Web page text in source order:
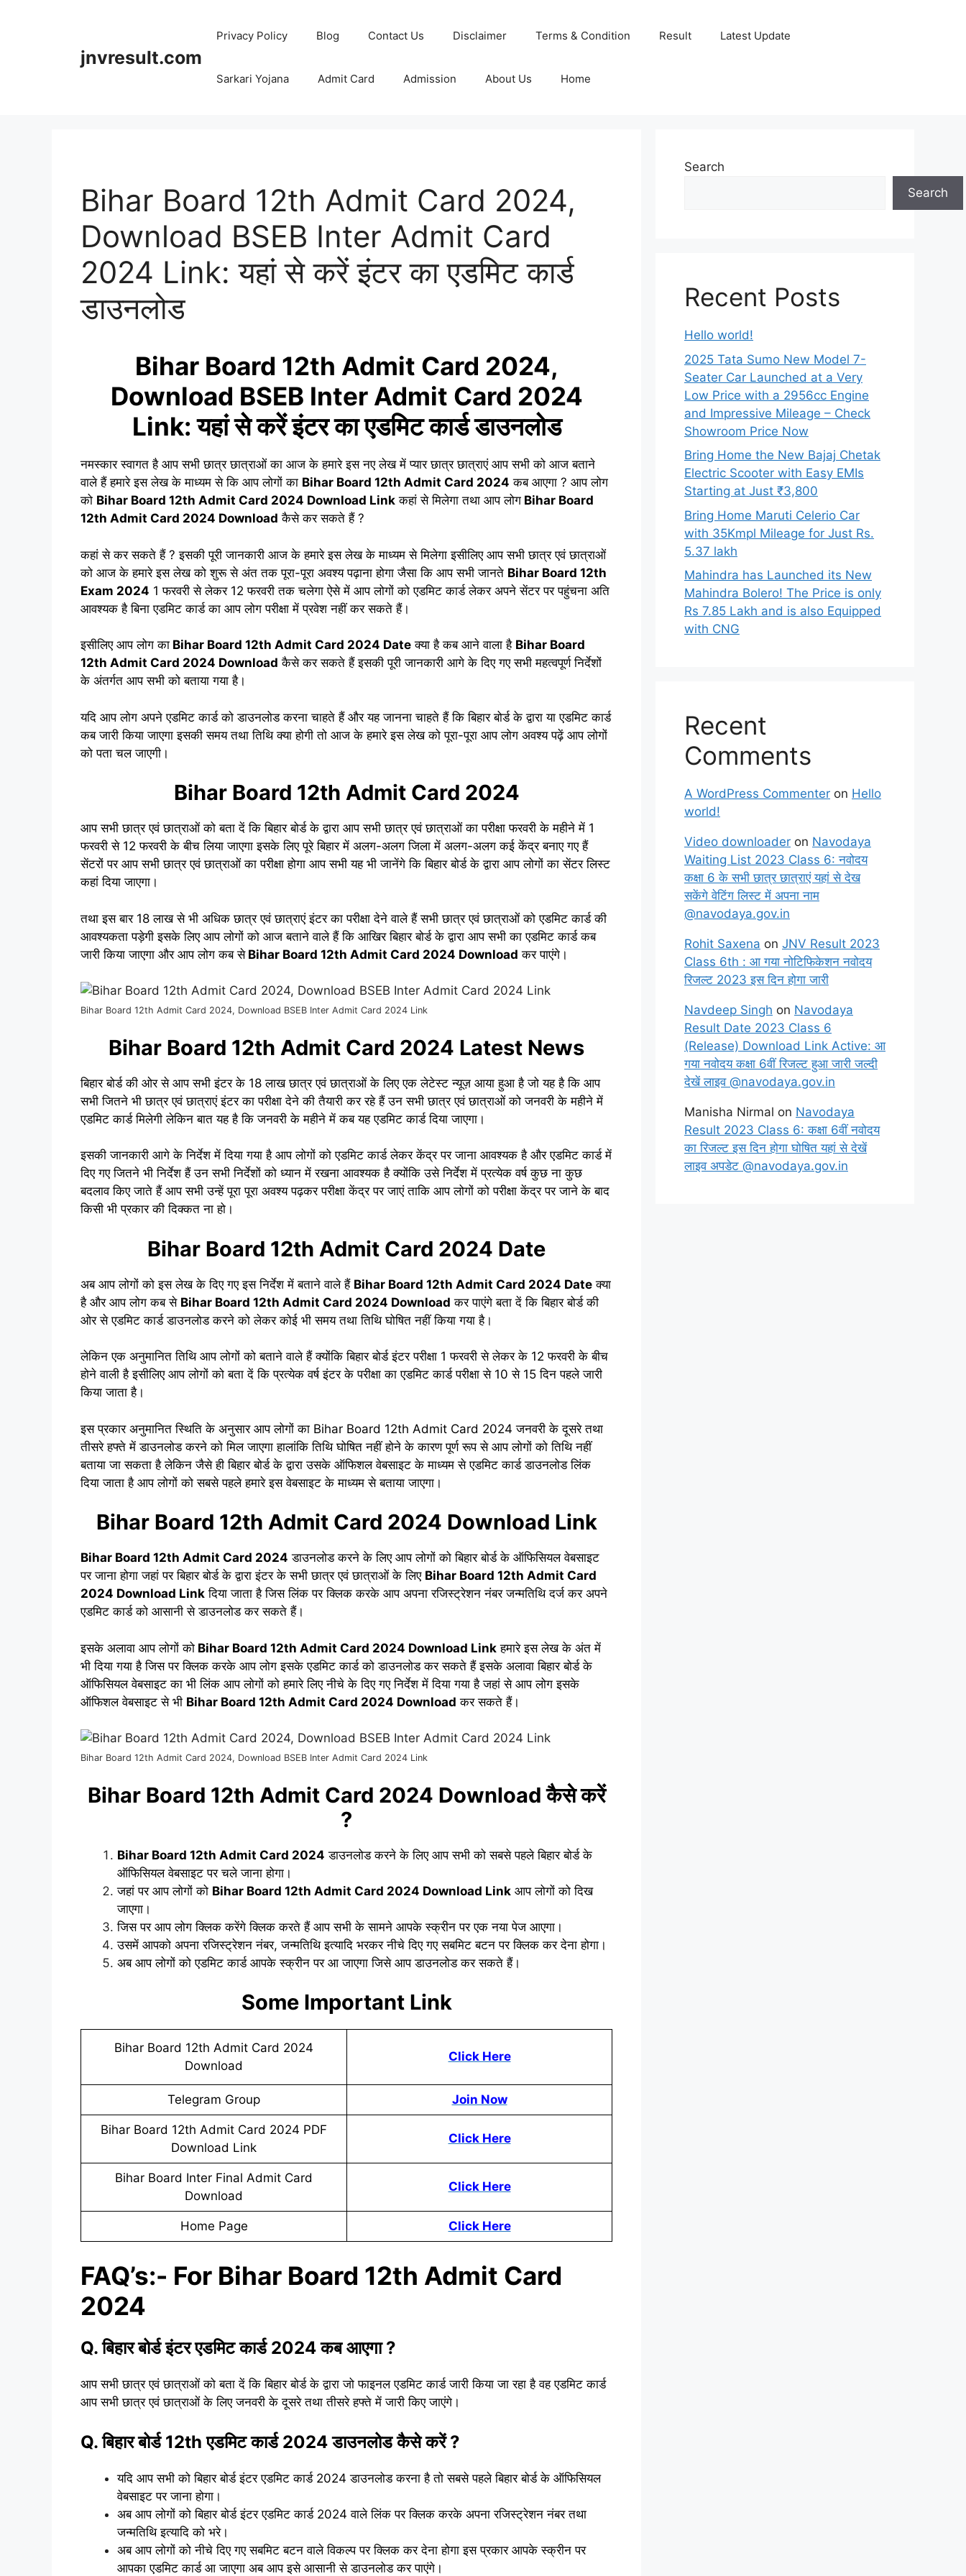
jnvresult.com
Privacy Policy Blog Contact Us Disclaimer Terms & Condition Result Latest Update
Sarkari Yojana Admit Card Admission About Us Home
Bihar Board 12th Admit Card 2024,
Download BSEB Inter Admit Card
2024 Link: यहां से करें इंटर का एडमिट कार्ड
डाउनलोड
Bihar Board 12th Admit Card 2024,
Download BSEB Inter Admit Card 2024
Link: यहां से करें इंटर का एडमिट कार्ड डाउनलोड
नमस्कार स्वागत है आप सभी छात्र छात्राओं का आज के हमारे इस नए लेख में प्यार छात्र छात्राएं आप सभी को आज बताने
वाले हैं हमारे इस लेख के माध्यम से कि आप लोगों का Bihar Board 12th Admit Card 2024 कब आएगा ? आप लोग
को Bihar Board 12th Admit Card 2024 Download Link कहां से मिलेगा तथा आप लोग Bihar Board
12th Admit Card 2024 Download कैसे कर सकते हैं ?
कहां से कर सकते हैं ? इसकी पूरी जानकारी आज के हमारे इस लेख के माध्यम से मिलेगा इसीलिए आप सभी छात्र एवं छात्राओं
को आज के हमारे इस लेख को शुरू से अंत तक पूरा-पूरा अवश्य पढ़ाना होगा जैसा कि आप सभी जानते Bihar Board 12th
Exam 2024 1 फरवरी से लेकर 12 फरवरी तक चलेगा ऐसे में आप लोगों को एडमिट कार्ड लेकर अपने सेंटर पर पहुंचना अति
आवश्यक है बिना एडमिट कार्ड का आप लोग परीक्षा में प्रवेश नहीं कर सकते हैं।
इसीलिए आप लोग का Bihar Board 12th Admit Card 2024 Date क्या है कब आने वाला है Bihar Board
12th Admit Card 2024 Download कैसे कर सकते हैं इसकी पूरी जानकारी आगे के दिए गए सभी महत्वपूर्ण निर्देशों
के अंतर्गत आप सभी को बताया गया है।
यदि आप लोग अपने एडमिट कार्ड को डाउनलोड करना चाहते हैं और यह जानना चाहते हैं कि बिहार बोर्ड के द्वारा या एडमिट कार्ड
कब जारी किया जाएगा इसकी समय तथा तिथि क्या होगी तो आज के हमारे इस लेख को पूरा-पूरा आप लोग अवश्य पढ़ें आप लोगों
को पता चल जाएगी।
Bihar Board 12th Admit Card 2024
आप सभी छात्र एवं छात्राओं को बता दें कि बिहार बोर्ड के द्वारा आप सभी छात्र एवं छात्राओं का परीक्षा फरवरी के महीने में 1
फरवरी से 12 फरवरी के बीच लिया जाएगा इसके लिए पूरे बिहार में अलग-अलग जिला में अलग-अलग कई केंद्र बनाए गए हैं
सेंटरों पर आप सभी छात्र एवं छात्राओं का परीक्षा होगा आप सभी यह भी जानेंगे कि बिहार बोर्ड के द्वारा आप लोगों का सेंटर लिस्ट
कहां दिया जाएगा।
तथा इस बार 18 लाख से भी अधिक छात्र एवं छात्राएं इंटर का परीक्षा देने वाले हैं सभी छात्र एवं छात्राओं को एडमिट कार्ड की
आवश्यकता पड़ेगी इसके लिए आप लोगों को आज बताने वाले हैं कि आखिर बिहार बोर्ड के द्वारा आप सभी का एडमिट कार्ड कब
जारी किया जाएगा और आप लोग कब सेBihar Board 12th Admit Card 2024 Download कर पाएंगे।
Bihar Board 12th Admit Card 2024, Download BSEB Inter Admit Card 2024 Link
Bihar Board 12th Admit Card 2024 Latest News
बिहार बोर्ड की ओर से आप सभी इंटर के 18 लाख छात्र एवं छात्राओं के लिए एक लेटेस्ट न्यूज़ आया हुआ है जो यह है कि आप
सभी जितने भी छात्र एवं छात्राएं इंटर का परीक्षा देने की तैयारी कर रहे हैं उन सभी छात्र एवं छात्राओं को जनवरी के महीने में
एडमिट कार्ड मिलेगी लेकिन बात यह है कि जनवरी के महीने में कब यह एडमिट कार्ड दिया जाएगा।
इसकी जानकारी आगे के निर्देश में दिया गया है आप लोगों को एडमिट कार्ड लेकर केंद्र पर जाना आवश्यक है और एडमिट कार्ड में
दिए गए जितने भी निर्देश हैं उन सभी निर्देशों को ध्यान में रखना आवश्यक है क्योंकि उसे निर्देश में प्रत्येक वर्ष कुछ ना कुछ
बदलाव किए जाते हैं आप सभी उन्हें पूरा पूरा अवश्य पढ़कर परीक्षा केंद्र पर जाएं ताकि आप लोगों को परीक्षा केंद्र पर जाने के बाद
किसी भी प्रकार की दिक्कत ना हो।
Bihar Board 12th Admit Card 2024 Date
अब आप लोगों को इस लेख के दिए गए इस निर्देश में बताने वाले हैं Bihar Board 12th Admit Card 2024 Date क्या
है और आप लोग कब से Bihar Board 12th Admit Card 2024 Download कर पाएंगे बता दें कि बिहार बोर्ड की
ओर से एडमिट कार्ड डाउनलोड करने को लेकर कोई भी समय तथा तिथि घोषित नहीं किया गया है।
लेकिन एक अनुमानित तिथि आप लोगों को बताने वाले हैं क्योंकि बिहार बोर्ड इंटर परीक्षा 1 फरवरी से लेकर के 12 फरवरी के बीच
होने वाली है इसीलिए आप लोगों को बता दें कि प्रत्येक वर्ष इंटर के परीक्षा का एडमिट कार्ड परीक्षा से 10 से 15 दिन पहले जारी
किया जाता है।
इस प्रकार अनुमानित स्थिति के अनुसार आप लोगों का Bihar Board 12th Admit Card 2024 जनवरी के दूसरे तथा
तीसरे हफ्ते में डाउनलोड करने को मिल जाएगा हालांकि तिथि घोषित नहीं होने के कारण पूर्ण रूप से आप लोगों को तिथि नहीं
बताया जा सकता है लेकिन जैसे ही बिहार बोर्ड के द्वारा उसके ऑफिशल वेबसाइट के माध्यम से एडमिट कार्ड डाउनलोड लिंक
दिया जाता है आप लोगों को सबसे पहले हमारे इस वेबसाइट के माध्यम से बताया जाएगा।
Bihar Board 12th Admit Card 2024 Download Link
Bihar Board 12th Admit Card 2024 डाउनलोड करने के लिए आप लोगों को बिहार बोर्ड के ऑफिसियल वेबसाइट
पर जाना होगा जहां पर बिहार बोर्ड के द्वारा इंटर के सभी छात्र एवं छात्राओं के लिए Bihar Board 12th Admit Card
2024 Download Link दिया जाता है जिस लिंक पर क्लिक करके आप अपना रजिस्ट्रेशन नंबर जन्मतिथि दर्ज कर अपने
एडमिट कार्ड को आसानी से डाउनलोड कर सकते हैं।
इसके अलावा आप लोगों को Bihar Board 12th Admit Card 2024 Download Link हमारे इस लेख के अंत में
भी दिया गया है जिस पर क्लिक करके आप लोग इसके एडमिट कार्ड को डाउनलोड कर सकते हैं इसके अलावा बिहार बोर्ड के
ऑफिसियल वेबसाइट का भी लिंक आप लोगों को हमारे लिए नीचे के दिए गए निर्देश में दिया गया है जहां से आप लोग इसके
ऑफिशल वेबसाइट से भी Bihar Board 12th Admit Card 2024 Download कर सकते हैं।
Bihar Board 12th Admit Card 2024, Download BSEB Inter Admit Card 2024 Link
Bihar Board 12th Admit Card 2024 Download कैसे करें
?
Bihar Board 12th Admit Card 2024 डाउनलोड करने के लिए आप सभी को सबसे पहले बिहार बोर्ड के
ऑफिसियल वेबसाइट पर चले जाना होगा।
जहां पर आप लोगों को Bihar Board 12th Admit Card 2024 Download Link आप लोगों को दिख
जाएगा।
जिस पर आप लोग क्लिक करेंगे क्लिक करते हैं आप सभी के सामने आपके स्क्रीन पर एक नया पेज आएगा।
उसमें आपको अपना रजिस्ट्रेशन नंबर, जन्मतिथि इत्यादि भरकर नीचे दिए गए सबमिट बटन पर क्लिक कर देना होगा।
अब आप लोगों को एडमिट कार्ड आपके स्क्रीन पर आ जाएगा जिसे आप डाउनलोड कर सकते हैं।
Some Important Link
Bihar Board 12th Admit Card 2024
Download
Click Here
Telegram Group Join Now
Bihar Board 12th Admit Card 2024 PDF
Download Link
Click Here
Bihar Board Inter Final Admit Card
Download
Click Here
Home Page Click Here
FAQ’s:- For Bihar Board 12th Admit Card
2024
Q. बिहार बोर्ड इंटर एडमिट कार्ड 2024 कब आएगा ?
आप सभी छात्र एवं छात्राओं को बता दें कि बिहार बोर्ड के द्वारा जो फाइनल एडमिट कार्ड जारी किया जा रहा है वह एडमिट कार्ड
आप सभी छात्र एवं छात्राओं के लिए जनवरी के दूसरे तथा तीसरे हफ्ते में जारी किए जाएंगे।
Q. बिहार बोर्ड 12th एडमिट कार्ड 2024 डाउनलोड कैसे करें ?
यदि आप सभी को बिहार बोर्ड इंटर एडमिट कार्ड 2024 डाउनलोड करना है तो सबसे पहले बिहार बोर्ड के ऑफिसियल
वेबसाइट पर जाना होगा।
अब आप लोगों को बिहार बोर्ड इंटर एडमिट कार्ड 2024 वाले लिंक पर क्लिक करके अपना रजिस्ट्रेशन नंबर तथा
जन्मतिथि इत्यादि को भरे।
अब आप लोगों को नीचे दिए गए सबमिट बटन वाले विकल्प पर क्लिक कर देना होगा इस प्रकार आपके स्क्रीन पर
आपका एडमिट कार्ड आ जाएगा अब आप इसे आसानी से डाउनलोड कर पाएंगे।
Search
Search
Recent Posts
Hello world!
2025 Tata Sumo New Model 7-
Seater Car Launched at a Very
Low Price with a 2956cc Engine
and Impressive Mileage – Check
Showroom Price Now
Bring Home the New Bajaj Chetak
Electric Scooter with Easy EMIs
Starting at Just ₹3,800
Bring Home Maruti Celerio Car
with 35Kmpl Mileage for Just Rs.
5.37 lakh
Mahindra has Launched its New
Mahindra Bolero! The Price is only
Rs 7.85 Lakh and is also Equipped
with CNG
Recent
Comments
A WordPress Commenter on Hello
world!
Video downloader on Navodaya
Waiting List 2023 Class 6: नवोदय
कक्षा 6 के सभी छात्र छात्राएं यहां से देख
सकेंगे वेटिंग लिस्ट में अपना नाम
@navodaya.gov.in
Rohit Saxena on JNV Result 2023
Class 6th : आ गया नोटिफिकेशन नवोदय
रिजल्ट 2023 इस दिन होगा जारी
Navdeep Singh on Navodaya
Result Date 2023 Class 6
(Release) Download Link Active: आ
गया नवोदय कक्षा 6वीं रिजल्ट हुआ जारी जल्दी
देखें लाइव @navodaya.gov.in
Manisha Nirmal on Navodaya
Result 2023 Class 6: कक्षा 6वीं नवोदय
का रिजल्ट इस दिन होगा घोषित यहां से देखें
लाइव अपडेट @navodaya.gov.in